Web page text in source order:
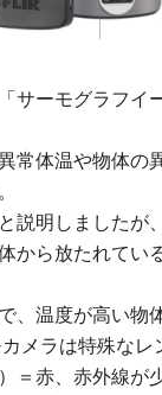
サーモグラフイ
常体温や物体の
説明しましたが
から放たれてい
、温度が高い物
メラは特殊なレ
＝赤、赤外線が